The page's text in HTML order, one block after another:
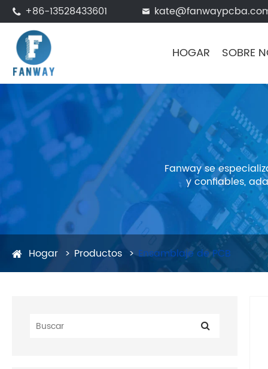
 +86-13528433601 
HOGAR SOBRE
Fanway se
y confiables,
Hogar Productos Ensamblaje de PCB